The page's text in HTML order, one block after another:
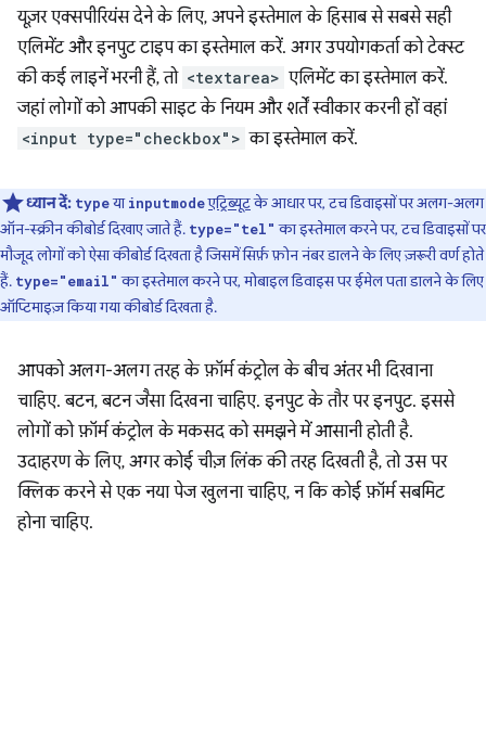
यूज़र एक्सपीरियंस देने के लिए, अपने इस्तेमाल के हिसाब से सबसे सही
एलिमेंट और इनपुट टाइप का इस्तेमाल करें. अगर उपयोगकर्ता को टेक्स्ट
की कई लाइनें भरनी हैं, तो <textarea> एलिमेंट का इस्तेमाल करें.
जहां लोगों को आपकी साइट के नियम और शर्तें स्वीकार करनी हों वहां
<input type="checkbox"> का इस्तेमाल करें.
ध्यान दें: typeयाinputmodeएट्रिब्यूटके आधार पर, टच डिवाइसों पर अलग-अलग
ऑन-स्क्रीन कीबोर्ड दिखाए जाते हैं. type="tel" का इस्तेमाल करने पर, टच डिवाइसों पर
मौजूद लोगों को ऐसा कीबोर्ड दिखता है जिसमें सिर्फ़ फ़ोन नंबर डालने के लिए ज़रूरी वर्ण होते
हैं. type="email" का इस्तेमाल करने पर, मोबाइल डिवाइस पर ईमेल पता डालने के लिए
ऑप्टिमाइज़ किया गया कीबोर्ड दिखता है.
आपको अलग-अलग तरह के फ़ॉर्म कंट्रोल के बीच अंतर भी दिखाना
चाहिए. बटन, बटन जैसा दिखना चाहिए. इनपुट के तौर पर इनपुट. इससे
लोगों को फ़ॉर्म कंट्रोल के मकसद को समझने में आसानी होती है.
उदाहरण के लिए, अगर कोई चीज़ लिंक की तरह दिखती है, तो उस पर
क्लिक करने से एक नया पेज खुलना चाहिए, न कि कोई फ़ॉर्म सबमिट
होना चाहिए.